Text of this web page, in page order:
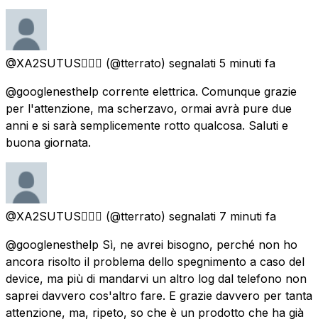
@XA2SUTUS🧚🏼‍♀️ (@tterrato) segnalati 5 minuti fa
@googlenesthelp corrente elettrica. Comunque grazie
per l'attenzione, ma scherzavo, ormai avrà pure due
anni e si sarà semplicemente rotto qualcosa. Saluti e
buona giornata.
@XA2SUTUS🧚🏼‍♀️ (@tterrato) segnalati 7 minuti fa
@googlenesthelp Sì, ne avrei bisogno, perché non ho
ancora risolto il problema dello spegnimento a caso del
device, ma più di mandarvi un altro log dal telefono non
saprei davvero cos'altro fare. E grazie davvero per tanta
attenzione, ma, ripeto, so che è un prodotto che ha già